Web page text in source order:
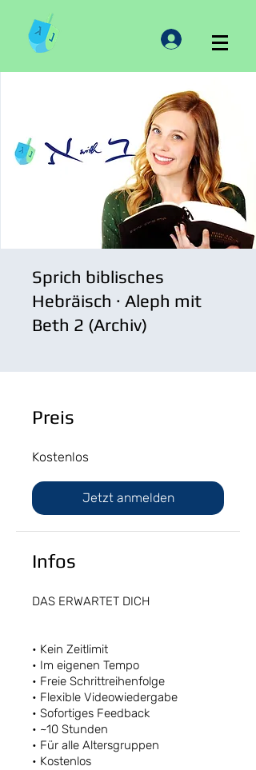
Sprich biblisches
Hebräisch · Aleph mit
Beth 2 (Archiv)
Preis
Kostenlos
Jetzt anmelden
Infos
DAS ERWARTET DICH
• Kein Zeitlimit
• Im eigenen Tempo
• Freie Schrittreihenfolge
• Flexible Videowiedergabe
• Sofortiges Feedback
• ~10 Stunden
• Für alle Altersgruppen
• Kostenlos